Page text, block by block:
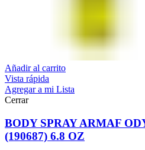
Añadir al carrito
Vista rápida
Agregar a mi Lista
Cerrar
BODY SPRAY ARMAF
(190687) 6.8 OZ